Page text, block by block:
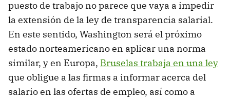
puesto de trabajo no parece que vaya a impedir
la extensión de la ley de transparencia salarial.
En este sentido, Washington será el próximo
estado norteamericano en aplicar una norma
similar, y en Europa, Bruselas trabaja en una ley
que obligue a las firmas a informar acerca del
salario en las ofertas de empleo, así como a